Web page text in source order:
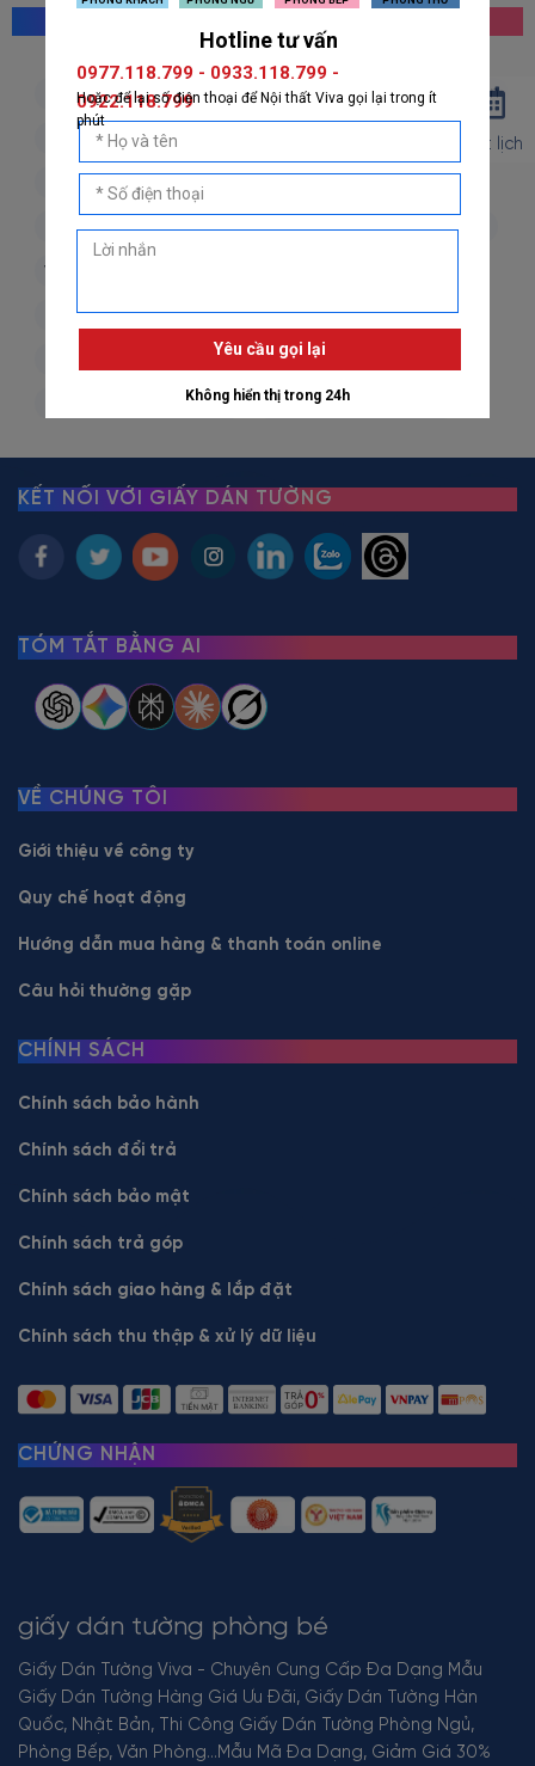
giấy dán tường hàn quốc giấy dán tường nhật bản
giấy dán tường 3d
giấy dán tường phòng ngủ
giấy dán tường phòng thờ giấy dán tường trẻ em
vải dán tường
decal dán kính giấy dán tường giả đá
giấy dán tường giả gỗ giấy dán tường giả gạch
giấy dán tường giả vải giấy dán tường giá rẻ
giấy dán tường phòng bé
Giấy Dán Tường Viva - Chuyên Cung Cấp Đa Dạng Mẫu
Giấy Dán Tường Hàng Giá Ưu Đãi, Giấy Dán Tường Hàn
Quốc, Nhật Bản, Thi Công Giấy Dán Tường Phòng Ngủ,
Phòng Bếp, Văn Phòng...Mẫu Mã Đa Dạng, Giảm Giá 30%
KẾT NỐI VỚI GIẤY DÁN TƯỜNG
TÓM TẮT BẰNG AI
VỀ CHÚNG TÔI
Giới thiệu về công ty
Quy chế hoạt động
Hướng dẫn mua hàng & thanh toán online
Câu hỏi thường gặp
CHÍNH SÁCH
Chính sách bảo hành
Chính sách đổi trả
Chính sách bảo mật
Chính sách trả góp
Chính sách giao hàng & lắp đặt
Chính sách thu thập & xử lý dữ liệu
CHỨNG NHẬN
Đặt lịch